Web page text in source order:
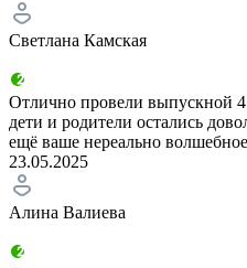
Светлана Камская
Отлично провели выпускной 4
дети и родители остались
ещё ваше нереально
23.05.2025
Алина Валиева